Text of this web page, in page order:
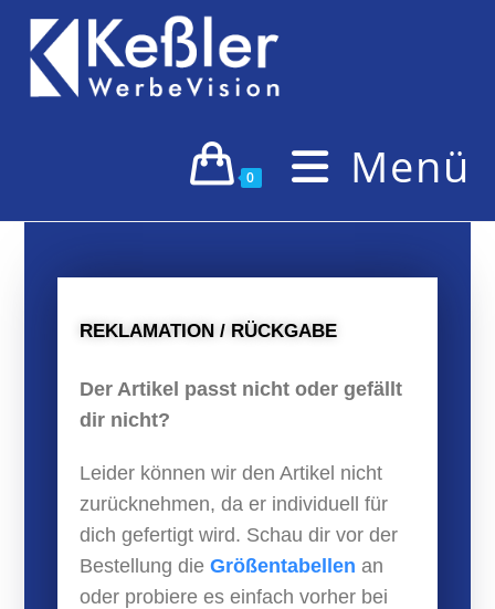
0 Menü
REKLAMATION / RÜCKGABE
Der Artikel passt nicht oder gefällt
dir nicht?
Leider können wir den Artikel nicht
zurücknehmen, da er individuell für
dich gefertigt wird. Schau dir vor der
Bestellung dieGrößentabellen an
oder probiere es einfach vorher bei